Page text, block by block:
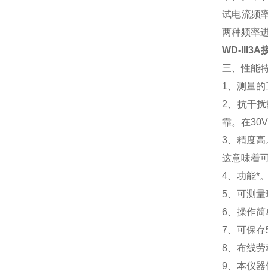
试电流频
两种频率
WD-III3A
三、性能
1、测量
2、抗干
靠。在
3、精度
这意味着
4、功能*
5、可测
6、操作
7、可保
8、布线
9、本仪